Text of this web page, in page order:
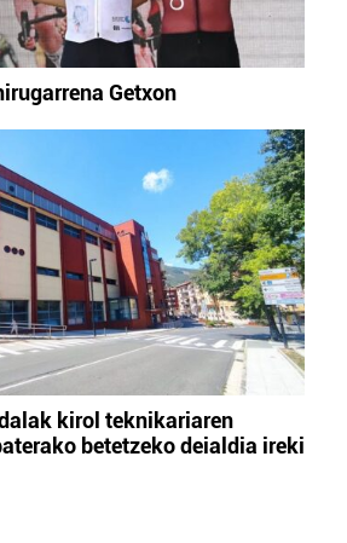
Getxon
kirol teknikariaren
betetzeko deialdia ireki